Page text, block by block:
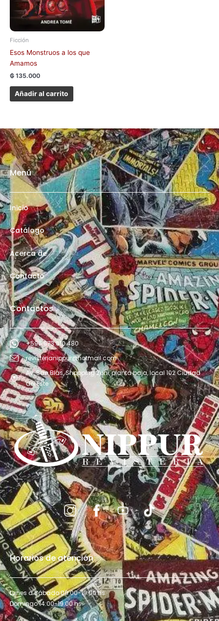
Ficción
Esos Monstruos a los que
Amamos
₲ 135.000
Añadir al carrito
Menú
Inicio
Catálogo
Acerca de
Contacto
Contactos
+595 973 610 480
revisterianippur@hotmail.com
Av. San Blás, Shopping Zuni, planta baja, local 102 Ciudad
del Este
Horarios de atención
Lunes a Sábado 09:00-19:00 hs.
Domingo 14:00-19:00 hs.